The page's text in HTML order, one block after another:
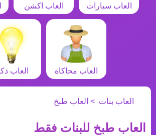
العاب سيارات العاب اكشن
العاب محاكاة العاب
العاب بنات العاب طبخ
العاب طبخ للبنات فقط